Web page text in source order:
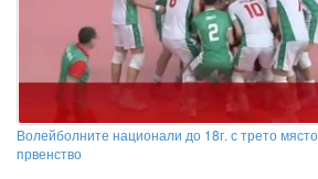
Волейболните национали до 18г. с трето
првенство